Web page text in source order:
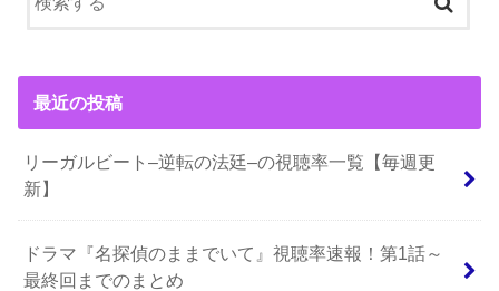
最近の投稿
リーガルビート–逆転の法廷–の視聴率一覧【毎週更
新】
ドラマ『名探偵のままでいて』視聴率速報！第1話～
最終回までのまとめ